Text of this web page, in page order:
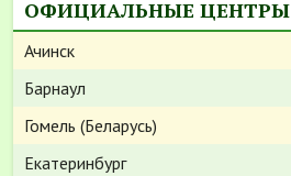
ОФИЦИАЛЬНЫЕ ЦЕНТРЫ
Ачинск
Барнаул
Гомель (Беларусь)
Екатеринбург